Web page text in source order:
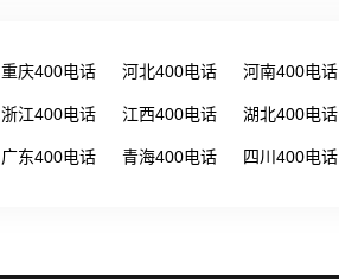
重庆400电话 河北400电话 河南400电话
浙江400电话 江西400电话 湖北400电话
广东400电话 青海400电话 四川400电话